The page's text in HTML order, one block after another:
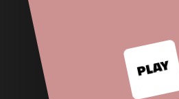
PLAY